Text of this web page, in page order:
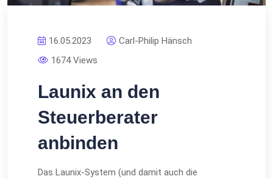
16.05.2023
Carl-Philip Hänsch
1674 Views
Launix an den
Steuerberater
anbinden
Das Launix-System (und damit auch die